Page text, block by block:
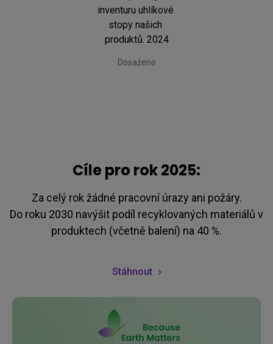
inventuru uhlíkové
stopy našich
produktů. 2024
Dosaženo
Cíle pro rok 2025:
Za celý rok žádné pracovní úrazy ani požáry.
Do roku 2030 navýšit podíl recyklovaných materiálů v
produktech (včetně balení) na 40 %.
Stáhnout